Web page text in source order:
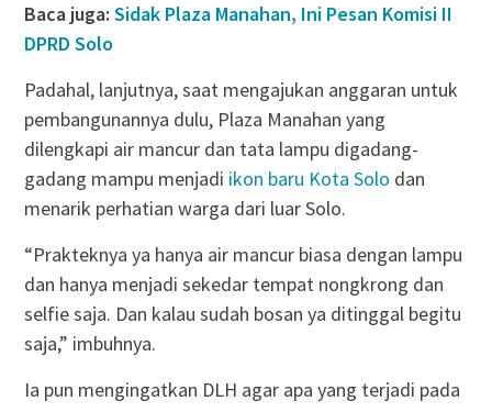
Baca juga: Sidak Plaza Manahan, Ini Pesan Komisi II
DPRD Solo
Padahal, lanjutnya, saat mengajukan anggaran untuk
pembangunannya dulu, Plaza Manahan yang
dilengkapi air mancur dan tata lampu digadang-
gadang mampu menjadi ikon baru Kota Solo dan
menarik perhatian warga dari luar Solo.
“Prakteknya ya hanya air mancur biasa dengan lampu
dan hanya menjadi sekedar tempat nongkrong dan
selfie saja. Dan kalau sudah bosan ya ditinggal begitu
saja,” imbuhnya.
Ia pun mengingatkan DLH agar apa yang terjadi pada